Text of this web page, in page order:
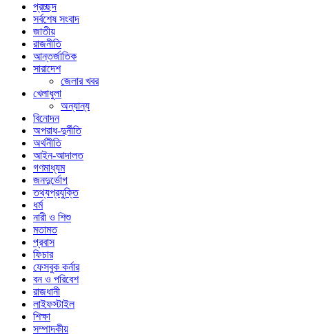
প্রচ্ছদ
সর্বশেষ সংবাদ
জাতীয়
রাজনীতি
আন্তর্জাতিক
সারাদেশ
জেলার খবর
খেলাধুলা
অন্যান্য
বিনোদন
অপরাধ-দুর্নীতি
অর্থনীতি
আইন-আদালত
গণমাধ্যম
জনদুর্ভোগ
তথ্যপ্রযুক্তি
ধর্ম
নারী ও শিশু
মতামত
প্রবাস
ফিচার
ফেসবুক কর্নার
বন ও পরিবেশ
রাজধানী
লাইফস্টাইল
শিক্ষা
সম্পাদকীয়